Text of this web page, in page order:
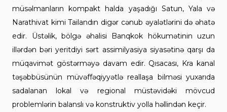
müsəlmanların kompakt halda yaşadığı Satun, Yala və
Narathivat kimi Tailandın digər cənub əyalətlərini də əhatə
edir. Üstəlik, bölgə əhalisi Banqkok hökumətinin uzun
illərdən bəri yeritdiyi sərt assimilyasiya siyasətinə qarşı da
müqavimət göstərməyə davam edir. Qısacası, Kra kanal
təşəbbüsünün müvəffəqiyyətlə reallaşa bilməsi yuxarıda
sadalanan lokal və regional müstəvidəki mövcud
problemlərin balanslı və konstruktiv yolla həllindən keçir.